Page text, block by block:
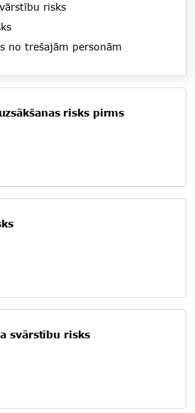
risks
no trešajām personām
risks pirms
svārstību risks